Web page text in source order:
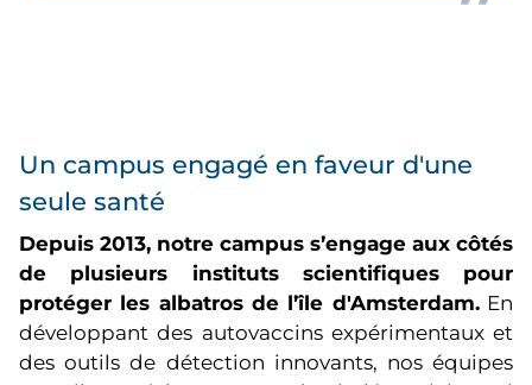
Un campus engagé en faveur d'une
seule santé
Depuis 2013, notre campus s’engage aux côtés
de plusieurs instituts scientifiques pour
protéger les albatros de l’île d'Amsterdam.En
développant des autovaccins expérimentaux et
des outils de détection innovants, nos équipes